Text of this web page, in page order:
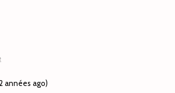
années ago)